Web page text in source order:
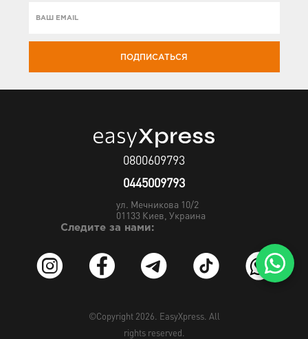
ПОДПИСАТЬСЯ
0800609793
0445009793
ул. Мечникова 10/2
01133 Киев, Украина
Следите за нами:
©Copyright 2026. EasyXpress. All
rights reserved.